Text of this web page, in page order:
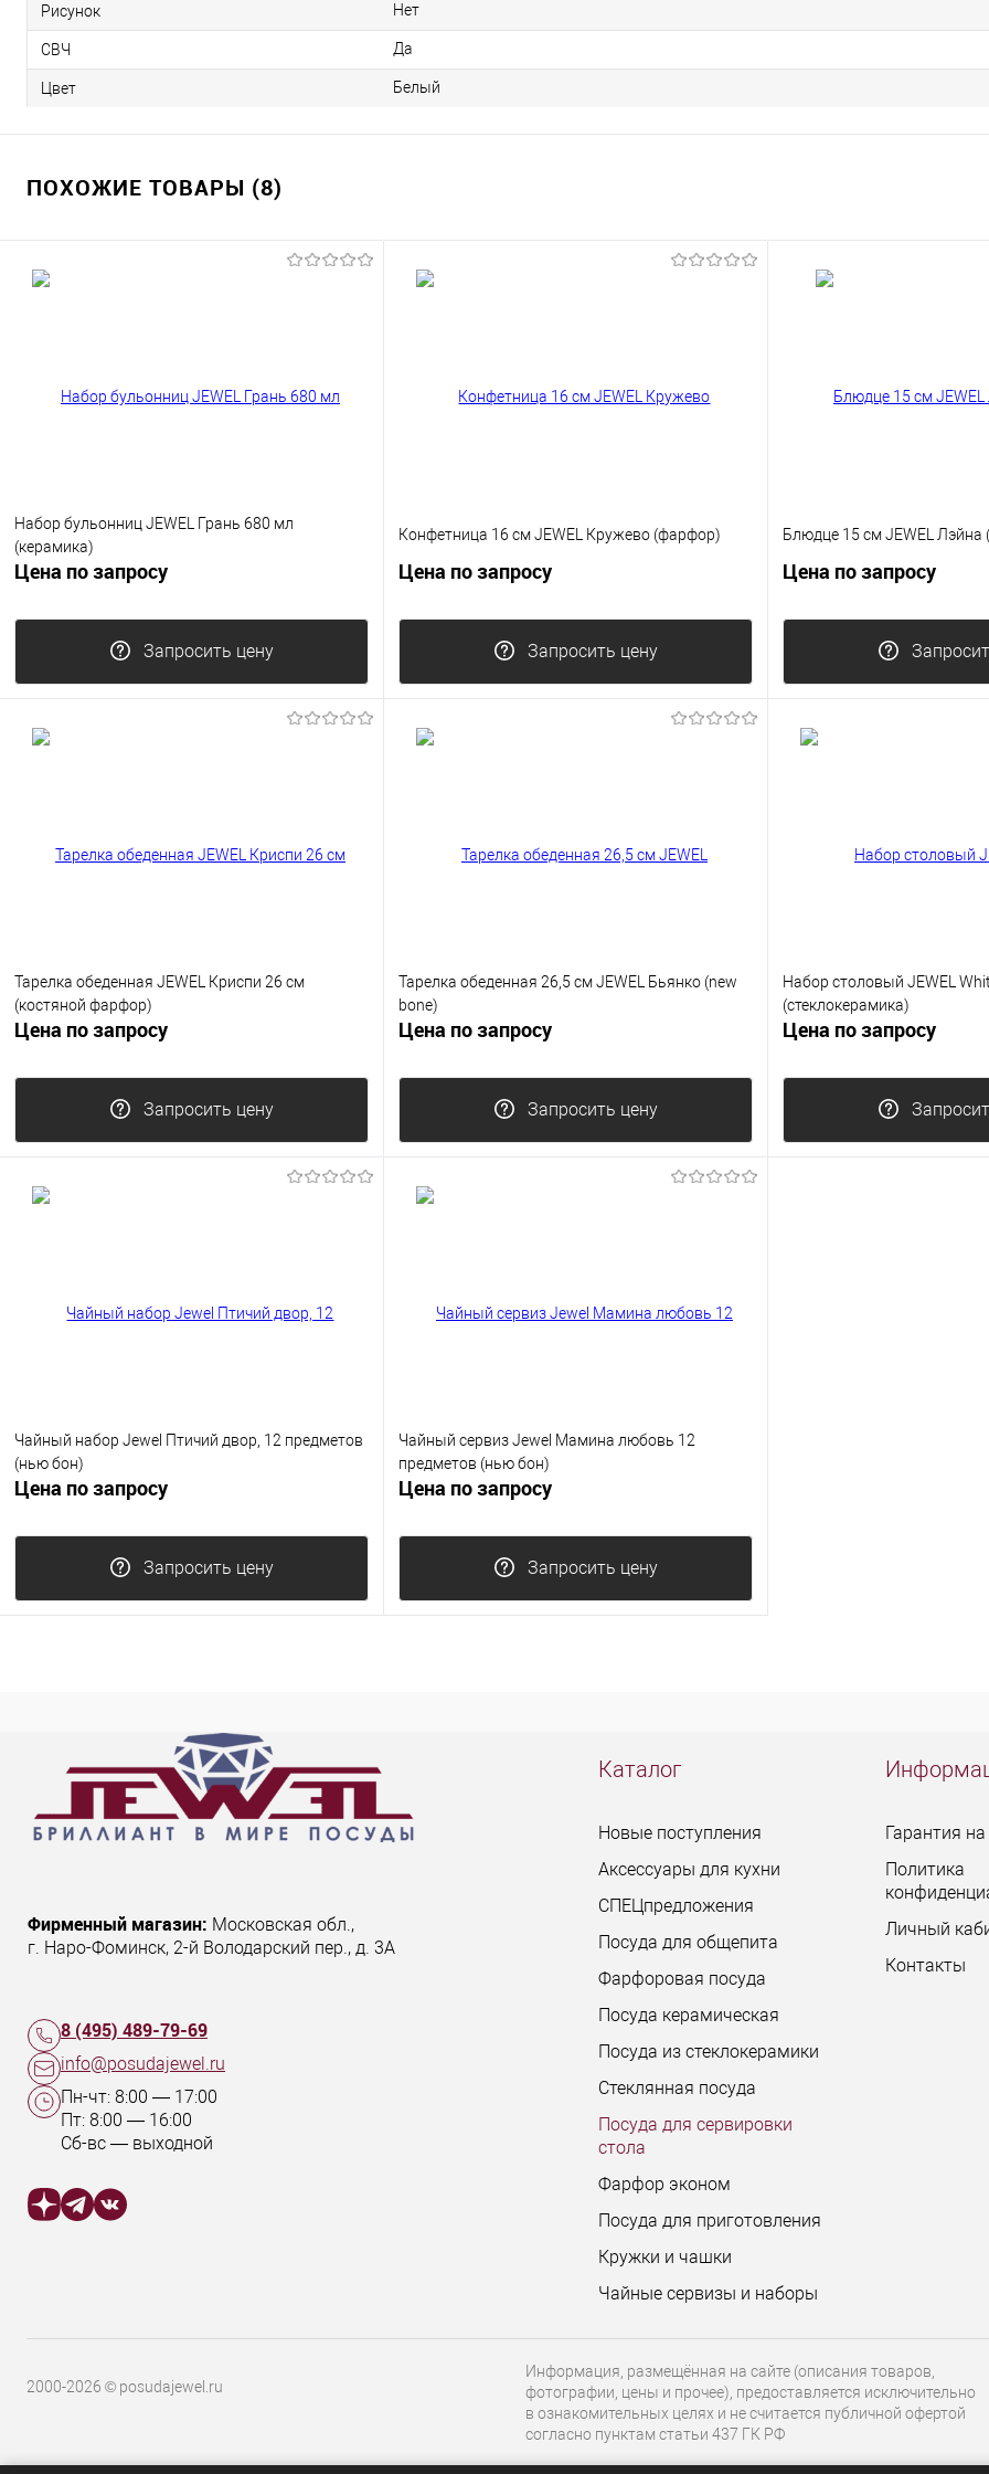
Рисунок Нет
СВЧ Да
Цвет Белый
ПОХОЖИЕ ТОВАРЫ (8)
Набор бульонниц JEWEL Грань 680 мл
(керамика)
Цена по запросу
Запросить цену
Конфетница 16 см JEWEL Кружево (фарфор)
Цена по запросу
Запросить цену
Блюдце 15 см JEWEL
Цена по запросу
Тарелка обеденная JEWEL Криспи 26 см
(костяной фарфор)
Цена по запросу
Запросить цену
Тарелка обеденная 26,5 см JEWEL Бьянко (new
bone)
Цена по запросу
Запросить цену
Набор столовый JEWEL
(стеклокерамика)
Цена по запросу
Чайный набор Jewel Птичий двор, 12 предметов
(нью бон)
Цена по запросу
Запросить цену
Чайный сервиз Jewel Мамина любовь 12
предметов (нью бон)
Цена по запросу
Запросить цену
Фирменный магазин: Московская обл.,
г. Наро-Фоминск, 2-й Володарский пер., д. 3А
8 (495) 489-79-69
info@posudajewel.ru
Пн-чт: 8:00 — 17:00
Пт: 8:00 — 16:00
Сб-вс — выходной
Каталог
Новые поступления
Аксессуары для кухни
СПЕЦпредложения
Посуда для общепита
Фарфоровая посуда
Посуда керамическая
Посуда из стеклокерамики
Стеклянная посуда
Посуда для сервировки
стола
Фарфор эконом
Посуда для приготовления
Кружки и чашки
Чайные сервизы и наборы
Гарантия
Политика
Личный
Контакты
2000-2026 © posudajewel.ru
Информация, размещённая на сайте (описания товаров,
фотографии, цены и прочее), предоставляется исключительно
в ознакомительных целях и не считается публичной офертой
согласно пунктам статьи 437 ГК РФ